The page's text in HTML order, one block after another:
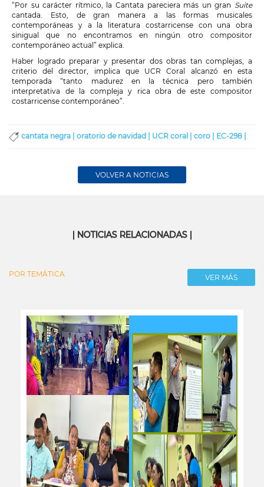
“Por su carácter rítmico, la Cantata pareciera más un gran Suite
cantada. Esto, de gran manera a las formas musicales
contemporáneas y a la literatura costarricense con una obra
sinigual que no encontramos en ningún otro compositor
contemporáneo actual” explica.
Haber logrado preparar y presentar dos obras tan complejas, a
criterio del director, implica que UCR Coral alcanzó en esta
temporada “tanto madurez en la técnica pero también
interpretativa de la compleja y rica obra de este compositor
costarricense contemporáneo”.
cantata negra | oratorio de navidad | UCR coral | coro | EC-298 |
VOLVER A NOTICIAS
| NOTICIAS RELACIONADAS |
POR TEMÁTICA VER MÁS